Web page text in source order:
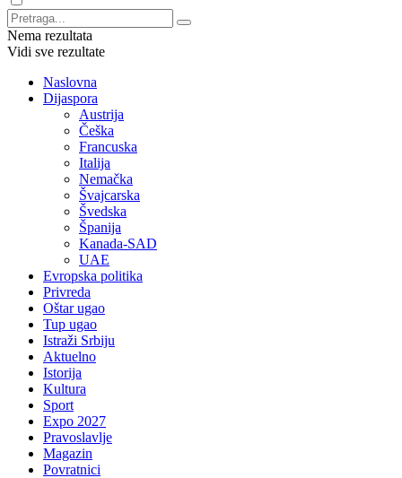
Nema rezultata
Vidi sve rezultate
Naslovna
Dijaspora
Austrija
Češka
Francuska
Italija
Nemačka
Švajcarska
Švedska
Španija
Kanada-SAD
UAE
Evropska politika
Privreda
Oštar ugao
Tup ugao
Istraži Srbiju
Aktuelno
Istorija
Kultura
Sport
Expo 2027
Pravoslavlje
Magazin
Povratnici